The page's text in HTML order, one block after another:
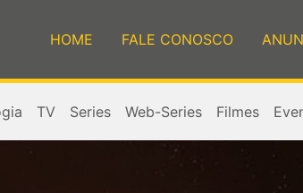
HOME FALE CONOSCO
TV Series Web-Series Filmes